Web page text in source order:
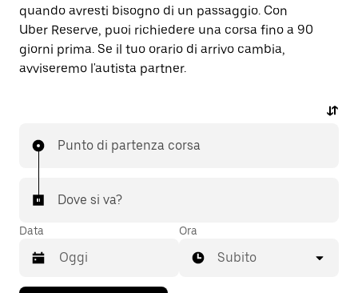
quando avresti bisogno di un passaggio. Con
Uber Reserve, puoi richiedere una corsa fino a 90
giorni prima. Se il tuo orario di arrivo cambia,
avviseremo l'autista partner.
Punto di partenza corsa
Dove si va?
Data Ora
Subito